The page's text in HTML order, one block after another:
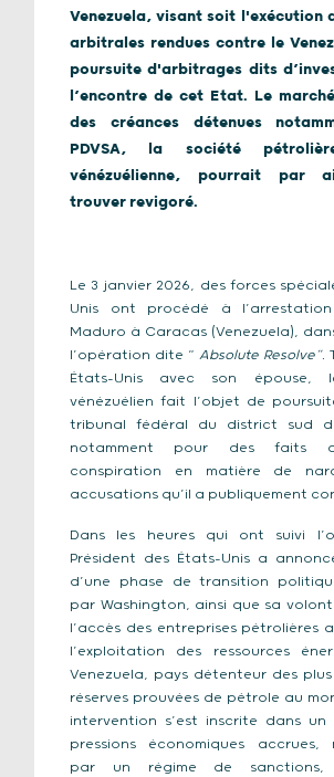
Venezuela, visant soit l'exécution
arbitrales rendues contre le
poursuite d'arbitrages dits
l’encontre de cet Etat. Le
des créances détenues
PDVSA, la société
vénézuélienne, pourrait par
trouver revigoré.
Le 3 janvier 2026, des forces
Unis ont procédé à
Maduro à Caracas (Venezuela),
l’opération dite “ Absolute Resolve”.
États-Unis avec son épouse,
vénézuélien fait l’objet de
tribunal fédéral du district sud
notamment pour des faits
conspiration en matière de
accusations qu’il a publiquement
Dans les heures qui ont suivi
Président des États-Unis a
d’une phase de transition
par Washington, ainsi que sa
l’accès des entreprises pétrolières
l’exploitation des ressources
Venezuela, pays détenteur des
réserves prouvées de pétrole au
intervention s’est inscrite dans
pressions économiques accrues,
par un régime de sanctions,